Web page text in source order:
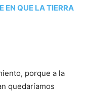
EN QUE LA TIERRA
porque a la
quedaríamos